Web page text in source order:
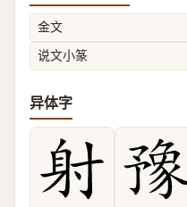
金文
说文小篆
异体字